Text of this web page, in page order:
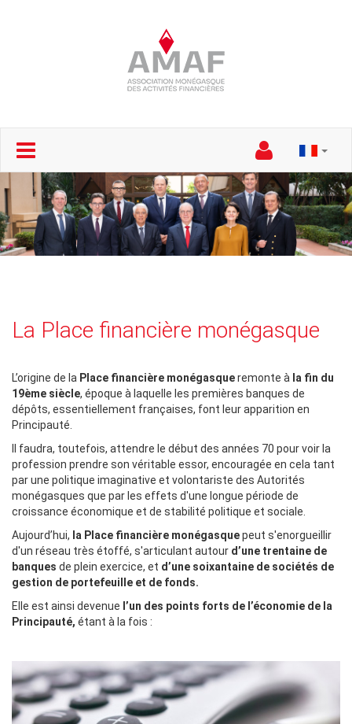
La Place financière monégasque
L’origine de la Place financière monégasqueremonte à la fin du
19ème siècle, époque à laquelle les premières banques de
dépôts, essentiellement françaises, font leur apparition en
Principauté.
Il faudra, toutefois, attendre le début des années 70 pour voir la
profession prendre son véritable essor, encouragée en cela tant
par une politique imaginative et volontariste des Autorités
monégasques que par les effets d'une longue période de
croissance économique et de stabilité politique et sociale.
Aujourd’hui, la Place financière monégasquepeut s'enorgueillir
d'un réseau très étoffé, s'articulant autour d’une trentaine de
banques de plein exercice, et d’une soixantaine de sociétés de
gestion de portefeuille et de fonds.
Elle est ainsi devenue l’un des points forts de l’économie de la
Principauté, étant à la fois :